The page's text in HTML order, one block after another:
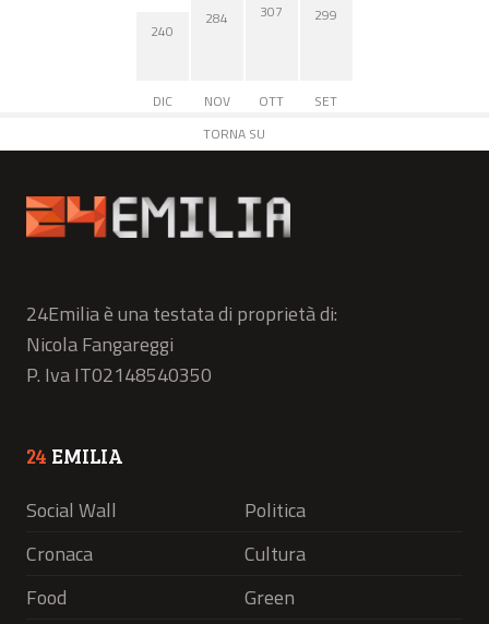
240
DIC
284
NOV
307
OTT
299
SET
TORNA SU
24Emilia è una testata di proprietà di:
Nicola Fangareggi
P. Iva IT02148540350
24 EMILIA
Social Wall
Politica
Cronaca
Cultura
Food
Green